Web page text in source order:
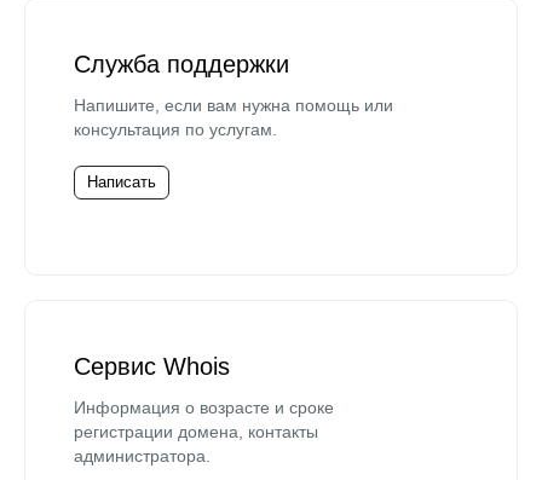
Служба поддержки
Напишите, если вам нужна помощь или
консультация по услугам.
Написать
Сервис Whois
Информация о возрасте и сроке
регистрации домена, контакты
администратора.